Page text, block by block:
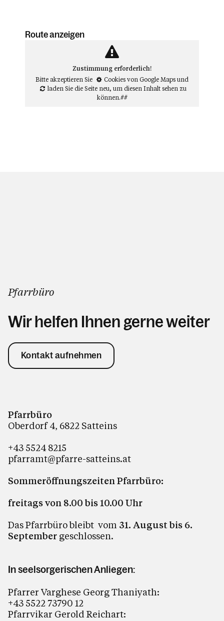
Route anzeigen
Zustimmung erforderlich!
Bitte akzeptieren Sie
Cookies von Google Mapsund
laden Sie die Seite neu, um diesen Inhalt sehen zu
können.##
Pfarrbüro
Wir helfen Ihnen gerne weiter
Kontakt aufnehmen
Pfarrbüro
Oberdorf 4, 6822 Satteins
+43 5524 8215
pfarramt@pfarre-satteins.at
Sommeröffnungszeiten Pfarrbüro:
freitags von 8.00 bis 10.00 Uhr
Das Pfarrbüro bleibt vom 31. August bis 6.
September geschlossen.
In seelsorgerischen Anliegen:
Pfarrer Varghese Georg Thaniyath:
+43 5522 73790 12
Pfarrvikar Gerold Reichart: